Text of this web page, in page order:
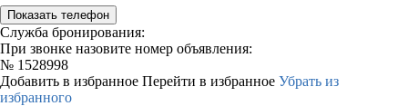
Показать телефон
Служба бронирования:
При звонке назовите номер объявления:
№ 1528998
Добавить в избранное Перейти в избранное Убрать из
избранного